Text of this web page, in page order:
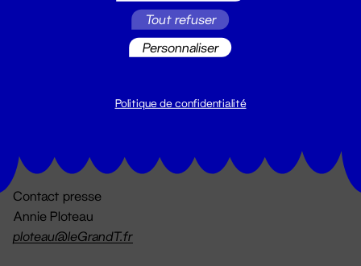
billetterie@leGrandT.fr
Contact presse
Annie Ploteau
ploteau@leGrandT.fr
Tout refuser
Personnaliser
Politique de confidentialité